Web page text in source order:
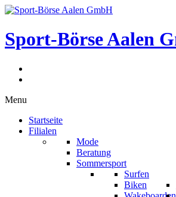
Sport-Börse Aalen
Menu
Startseite
Filialen
Mode
Beratung
Sommersport
Surfen
Biken